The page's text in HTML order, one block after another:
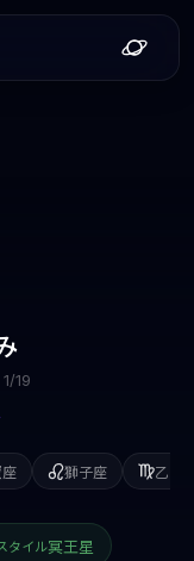
19
獅子座 乙女
タイル冥王星